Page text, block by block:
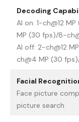
Decoding
AI on: 1-ch@12
MP (30 fps)/8-
AI off: 2-ch@12
ch@4 MP (30
Facial
Face picture
picture search